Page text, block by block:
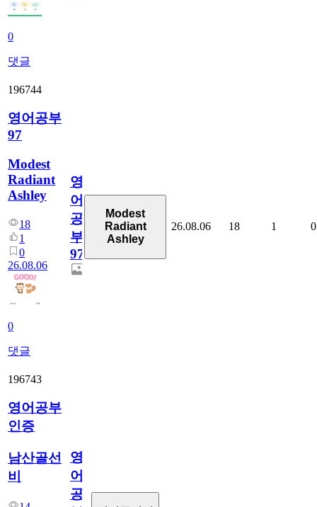
0
댓글
196744
영어공부
97
Modest
Radiant
Ashley
18
1
0
26.08.06
0
댓글
영
어
공
부
97
Modest
Radiant
Ashley
26.08.06 18 1 0
196743
영어공부
인증
남산골선
비
영
어
공